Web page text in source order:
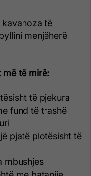
kavanoza të
menjëherë
më të mirë:
të pjekura
fund të trashë
pjatë plotësisht të
mbushjes